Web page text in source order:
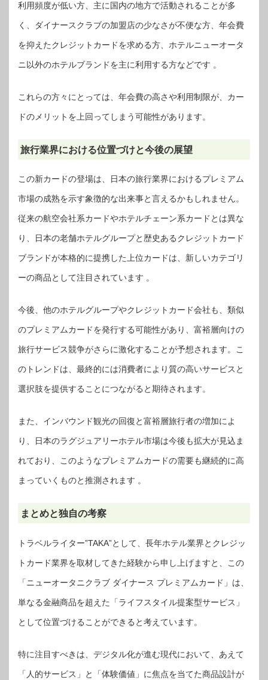
利用頻度が低い方、主に国内の地方で活動されることが多
く、ダイナースクラブの加盟店の少なさが不便な方、年会費
を抑えたクレジットカードを求める方、ホテルニューオータ
ニ以外のホテルブランドを主に利用する方などです 。
これらの方々にとっては、年会費の高さや利用制限が、カー
ドのメリットを上回ってしまう可能性があります。
旅行業界における位置づけと今後の展望
この新カードの登場は、日本の旅行業界におけるプレミアム
市場の成熟を示す象徴的な出来事と言えるかもしれません。
従来の航空会社系カードやホテルチェーン系カードとは異な
り、日本の老舗ホテルグループと歴史あるクレジットカード
ブランドが本格的に提携した上位カードは、新しいカテゴリ
ーの商品として注目されています 。
今後、他のホテルグループやクレジットカード会社も、類似
のプレミアムカードを発行する可能性があり、富裕層向けの
旅行サービス競争がさらに激化することが予想されます。こ
のトレンドは、最終的には消費者により質の高いサービスと
選択肢を提供することにつながると期待されます。
また、インバウンド観光の回復と富裕層旅行者の増加によ
り、日本のラグジュアリーホテル市場は今後も拡大が見込ま
れており、このようなプレミアムカードの需要も継続的に高
まっていくものと推測されます 。
まとめと独自の考察
トラベルライター”TAKA”として、長年ホテル業界とクレジッ
トカード業界を取材してきた経験から申し上げますと、この
「ニューオータニクラブ ダイナース プレミアムカード」は、
単なる金融商品を超えた「ライフスタイル提案型サービス」
として位置づけることができると考えています。
特に注目すべきは、デジタル化が進む現代において、あえて
「人的サービス」と「体験価値」に焦点を当てた商品設計が